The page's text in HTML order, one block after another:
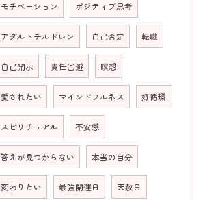
モチベーション ポジティブ思考
アダルトチルドレン 自己否定 転職
自己開示 責任回避 瞑想
愛されたい マインドフルネス 好循環
スピリチュアル 不安感
答えが見つからない 本当の自分
変わりたい 最強開運日 天赦日